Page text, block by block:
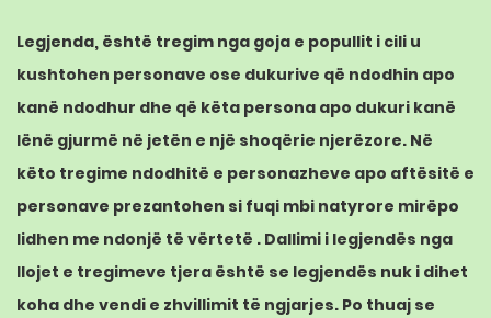
Legjenda, është tregim nga goja e popullit i cili u
kushtohen personave ose dukurive që ndodhin apo
kanë ndodhur dhe që këta persona apo dukuri kanë
lënë gjurmë në jetën e një shoqërie njerëzore. Në
këto tregime ndodhitë e personazheve apo aftësitë e
personave prezantohen si fuqi mbi natyrore mirëpo
lidhen me ndonjë të vërtetë . Dallimi i legjendës nga
llojet e tregimeve tjera është se legjendës nuk i dihet
koha dhe vendi e zhvillimit të ngjarjes. Po thuaj se